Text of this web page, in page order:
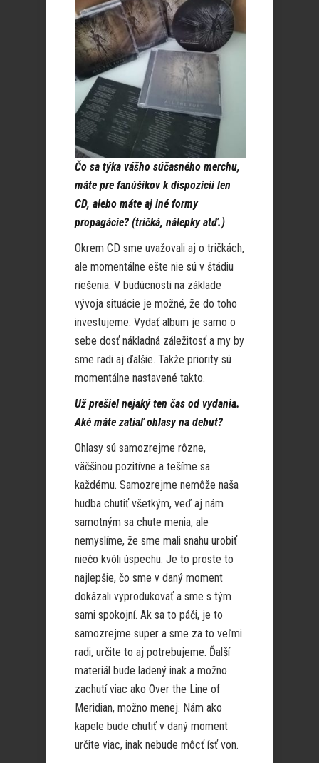
Čo sa týka vášho súčasného merchu,
máte pre fanúšikov k dispozícii len
CD, alebo máte aj iné formy
propagácie? (tričká, nálepky atď.)
Okrem CD sme uvažovali aj o tričkách,
ale momentálne ešte nie sú v štádiu
riešenia. V budúcnosti na základe
vývoja situácie je možné, že do toho
investujeme. Vydať album je samo o
sebe dosť nákladná záležitosť a my by
sme radi aj ďalšie. Takže priority sú
momentálne nastavené takto.
Už prešiel nejaký ten čas od vydania.
Aké máte zatiaľ ohlasy na debut?
Ohlasy sú samozrejme rôzne,
väčšinou pozitívne a tešíme sa
každému. Samozrejme nemôže naša
hudba chutiť všetkým, veď aj nám
samotným sa chute menia, ale
nemyslíme, že sme mali snahu urobiť
niečo kvôli úspechu. Je to proste to
najlepšie, čo sme v daný moment
dokázali vyprodukovať a sme s tým
sami spokojní. Ak sa to páči, je to
samozrejme super a sme za to veľmi
radi, určite to aj potrebujeme. Ďalší
materiál bude ladený inak a možno
zachutí viac ako Over the Line of
Meridian, možno menej. Nám ako
kapele bude chutiť v daný moment
určite viac, inak nebude môcť ísť von.